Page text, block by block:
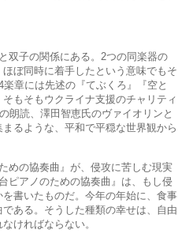
双子の関係にある。2つの同楽器の
ぼ同時に着手したという意味でもそ
章には先述の『てぶくろ』『空と
もそもウクライナ支援のチャリティ
朗読、澤田智恵氏のヴァイオリンと
るような、平和で平穏な世界観から
めの協奏曲』が、侵攻に苦しむ現実
ピアノのための協奏曲』は、もし侵
書いたものだ。今年の年始に、食事
ある。そうした種類の幸せは、自由
ければならない。